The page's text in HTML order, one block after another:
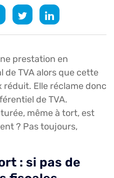
prestation en
TVA alors que cette
Elle réclame donc
de TVA.
même à tort, est
? Pas toujours,
: si pas de